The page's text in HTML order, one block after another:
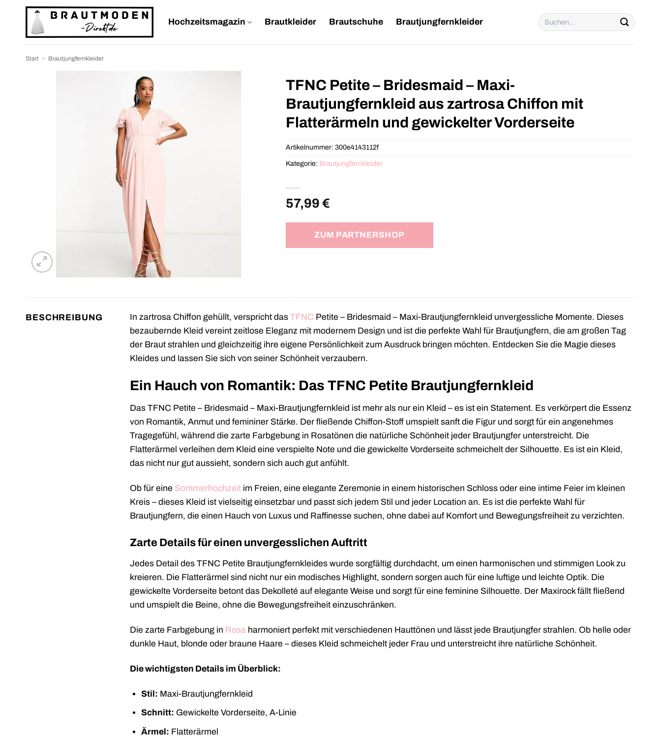
springen
Hochzeitsmagazin Brautkleider Brautschuhe Brautjungfernkleider
Suchen
nach:
Start » Brautjungfernkleider
TFNC Petite – Bridesmaid – Maxi-
Brautjungfernkleid aus zartrosa Chiffon mit
Flatterärmeln und gewickelter Vorderseite
57,99€
ZUM PARTNERSHOP
Artikelnummer:300e4143112f
Kategorie: Brautjungfernkleider
BESCHREIBUNG In zartrosa Chiffon gehüllt, verspricht das TFNC Petite – Bridesmaid – Maxi-Brautjungfernkleid unvergessliche Momente. Dieses
bezaubernde Kleid vereint zeitlose Eleganz mit modernem Design und ist die perfekte Wahl für Brautjungfern, die am großen Tag
der Braut strahlen und gleichzeitig ihre eigene Persönlichkeit zum Ausdruck bringen möchten. Entdecken Sie die Magie dieses
Kleides und lassen Sie sich von seiner Schönheit verzaubern.
Ein Hauch von Romantik: Das TFNC Petite Brautjungfernkleid
Das TFNC Petite – Bridesmaid – Maxi-Brautjungfernkleid ist mehr als nur ein Kleid – es ist ein Statement. Es verkörpert die Essenz
von Romantik, Anmut und femininer Stärke. Der fließende Chiffon-Stoff umspielt sanft die Figur und sorgt für ein angenehmes
Tragegefühl, während die zarte Farbgebung in Rosatönen die natürliche Schönheit jeder Brautjungfer unterstreicht. Die
Flatterärmel verleihen dem Kleid eine verspielte Note und die gewickelte Vorderseite schmeichelt der Silhouette. Es ist ein Kleid,
das nicht nur gut aussieht, sondern sich auch gut anfühlt.
Ob für eine Sommerhochzeitim Freien, eine elegante Zeremonie in einem historischen Schloss oder eine intime Feier im kleinen
Kreis – dieses Kleid ist vielseitig einsetzbar und passt sich jedem Stil und jeder Location an. Es ist die perfekte Wahl für
Brautjungfern, die einen Hauch von Luxus und Raffinesse suchen, ohne dabei auf Komfort und Bewegungsfreiheit zu verzichten.
Zarte Details für einen unvergesslichen Auftritt
Jedes Detail des TFNC Petite Brautjungfernkleides wurde sorgfältig durchdacht, um einen harmonischen und stimmigen Look zu
kreieren. Die Flatterärmel sind nicht nur ein modisches Highlight, sondern sorgen auch für eine luftige und leichte Optik. Die
gewickelte Vorderseite betont das Dekolleté auf elegante Weise und sorgt für eine feminine Silhouette. Der Maxirock fällt fließend
und umspielt die Beine, ohne die Bewegungsfreiheit einzuschränken.
Die zarte Farbgebung in Rosaharmoniert perfekt mit verschiedenen Hauttönen und lässt jede Brautjungfer strahlen. Ob helle oder
dunkle Haut, blonde oder braune Haare – dieses Kleid schmeichelt jeder Frau und unterstreicht ihre natürliche Schönheit.
Die wichtigsten Details im Überblick:
Stil: Maxi-Brautjungfernkleid
Schnitt: Gewickelte Vorderseite, A-Linie
Ärmel: Flatterärmel